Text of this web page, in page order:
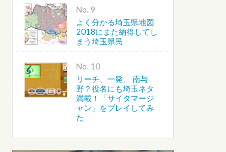
No.
よく分かる埼玉県地図
2018にまた納得してし
まう埼玉県民
No.
リーチ、一発、 南与
野？役名にも埼玉ネタ
満載！「サイタマージ
ャン」をプレイしてみ
た